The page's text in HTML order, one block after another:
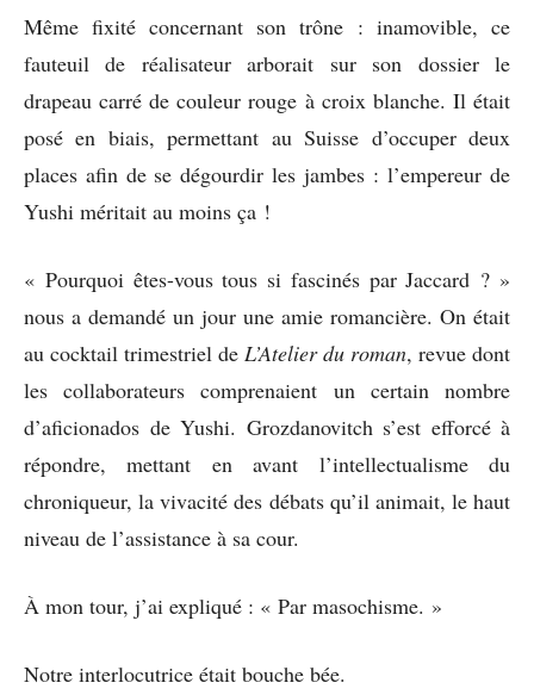
Même fixité concernant son trône : inamovible, ce
fauteuil de réalisateur arborait sur son dossier le
drapeau carré de couleur rouge à croix blanche. Il était
posé en biais, permettant au Suisse d’occuper deux
places afin de se dégourdir les jambes : l’empereur de
Yushi méritait au moins ça !
« Pourquoi êtes-vous tous si fascinés par Jaccard ? »
nous a demandé un jour une amie romancière. On était
au cocktail trimestriel de L’Atelier du roman, revue dont
les collaborateurs comprenaient un certain nombre
d’aficionados de Yushi. Grozdanovitch s’est efforcé à
répondre, mettant en avant l’intellectualisme du
chroniqueur, la vivacité des débats qu’il animait, le haut
niveau de l’assistance à sa cour.
À mon tour, j’ai expliqué : « Par masochisme. »
Notre interlocutrice était bouche bée.